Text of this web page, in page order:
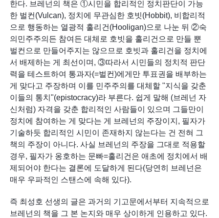
한다. 브레넌의 책은 ①시민을 합리적인 정치판단이 가능
한 벌컨(Vulcan), 정치에 무관심한 호빗(Hobbit), 비합리적
으로 행동하는 열광적 훌리건(Hooligan)으로 나눈 뒤 ②숙
의민주주의든 참여든 대체로 호빗을 훌리건으로 만들 뿐
벌컨으로 만들어주지는 않으므로 호빗과 훌리건을 정치에
서 배제하는 게 최선이며, ③따라서 시민들의 정치적 판단
력을 테스트하여 통과자(=벌컨)에게만 투표권을 배부하는
게 맞다고 주장하며 이를 민주주의를 대체할 "지식을 갖춘
이들의 통치"(epistocracy)라 부른다. 쉽게 말해 (브레넌 자
신처럼) 자격을 갖춘 합리적인 사람들이 있으며 그들만이
정치에 참여하는 게 맞다는 게 브레넌의 주장이지, 필자가
기술하듯 합리적인 시민이 존재하지 않는다는 건 전혀 그
책의 주장이 아니다. 사실 브레넌의 주장을 그대로 적용할
경우, 필자가 옹호하는 문빠=훌리건은 애초에 정치에서 배
제되어야 한다는 결론에 도달하게 된다(당연히 브레넌은
매우 우파적인 스탠스에 속해 있다).
즉 최성호 선생의 글은 과거의 기고문에서부터 지속적으로
브레넌의 책을 그 본 논지와 매우 상이하게 인용하고 있다.